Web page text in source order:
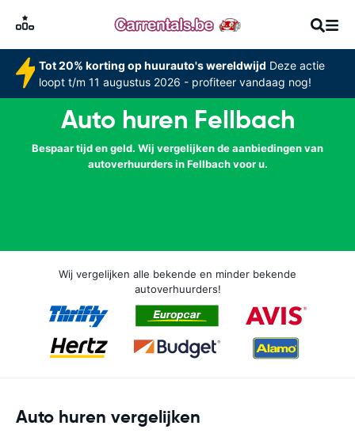
Tot 20% korting op huurauto's wereldwijd Deze actie
loopt t/m 11 augustus 2026 - profiteer vandaag nog!
Auto huren Fellbach
Bespaar tijd en geld. Wij vergelijken de aanbiedingen van
autoverhuurders in Fellbach voor u.
Wij vergelijken alle bekende en minder bekende
autoverhuurders!
Auto huren vergelijken